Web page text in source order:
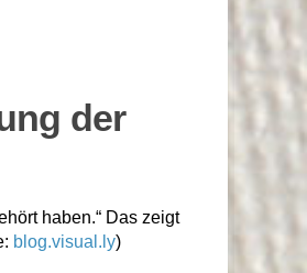
der
haben.“ Das zeigt
blog.visual.ly)